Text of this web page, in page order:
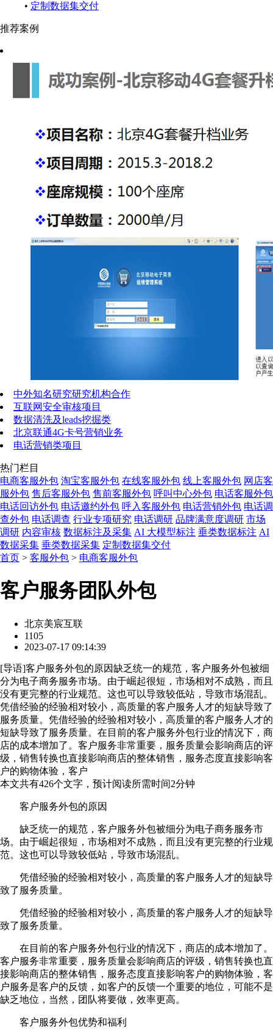
• 定制数据集交付
推荐案例
中外知名研究研究机构合作
互联网安全审核项目
数据清洗及leads挖掘类
北京联通4G卡号营销业务
电话营销类项目
热门栏目
电商客服外包 淘宝客服外包 在线客服外包 线上客服外包 网店客
服外包 售后客服外包 售前客服外包 呼叫中心外包 电话客服外包
电话回访外包 电话邀约外包 呼入客服外包 电话营销外包 电话调
查外包 电话调查 行业专项研究 电话调研 品牌满意度调研 市场
调研 内容审核 数据标注及采集 AI 大模型标注 垂类数据标注 AI
数据采集 垂类数据采集 定制数据集交付
首页 > 客服外包 > 电商客服外包
客户服务团队外包
北京美宸互联
1105
2023-07-17 09:14:39
[导语]客户服务外包的原因缺乏统一的规范，客户服务外包被细
分为电子商务服务市场。由于崛起很短，市场相对不成熟，而且
没有更完整的行业规范。这也可以导致较低站，导致市场混乱。
凭借经验的经验相对较小，高质量的客户服务人才的短缺导致了
服务质量。凭借经验的经验相对较小，高质量的客户服务人才的
短缺导致了服务质量。在目前的客户服务外包行业的情况下，商
店的成本增加了。客户服务非常重要，服务质量会影响商店的评
级，销售转换也直接影响商店的整体销售，服务态度直接影响客
户的购物体验，客户
本文共有426个文字，预计阅读所需时间2分钟
客户服务外包的原因
缺乏统一的规范，客户服务外包被细分为电子商务服务市
场。由于崛起很短，市场相对不成熟，而且没有更完整的行业规
范。这也可以导致较低站，导致市场混乱。
凭借经验的经验相对较小，高质量的客户服务人才的短缺导
致了服务质量。
凭借经验的经验相对较小，高质量的客户服务人才的短缺导
致了服务质量。
在目前的客户服务外包行业的情况下，商店的成本增加了。
客户服务非常重要，服务质量会影响商店的评级，销售转换也直
接影响商店的整体销售，服务态度直接影响客户的购物体验，客
户服务是客户的反馈，如客户的反馈一个重要的地位，可能不是
缺乏地位，当然，团队将要做，效率更高。
客户服务外包优势和福利